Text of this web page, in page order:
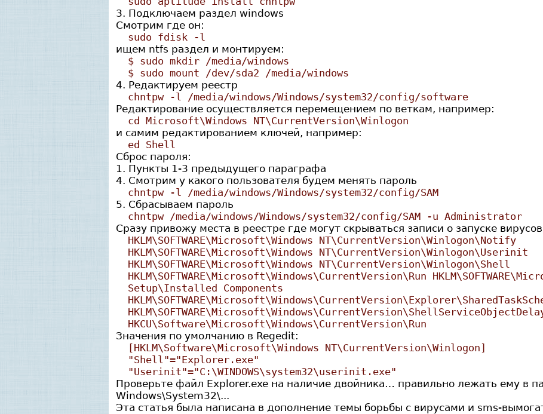
3. Подключаем раздел windows
Смотрим где он:
sudo fdisk -l
ищем ntfs раздел и монтируем:
$ sudo mkdir /media/windows
$ sudo mount /dev/sda2 /media/windows
4. Редактируем реестр
chntpw -l /media/windows/Windows/system32/config/software
Редактирование осуществляется перемещением по веткам, например:
cd Microsoft\Windows NT\CurrentVersion\Winlogon
и самим редактированием ключей, например:
ed Shell
Сброс пароля:
1. Пункты 1-3 предыдущего параграфа
4. Смотрим у какого пользователя будем менять пароль
chntpw -l /media/windows/Windows/system32/config/SAM
5. Сбрасываем пароль
chntpw /media/windows/Windows/system32/config/SAM -u Administrator
Сразу привожу места в реестре где могут скрываться записи о запуске
HKLM\SOFTWARE\Microsoft\Windows NT\CurrentVersion\Winlogon\Notify
HKLM\SOFTWARE\Microsoft\Windows NT\CurrentVersion\Winlogon\Userinit
HKLM\SOFTWARE\Microsoft\Windows NT\CurrentVersion\Winlogon\Shell
HKLM\SOFTWARE\Microsoft\Windows\CurrentVersion\Run
Setup\Installed Components
HKCU\Software\Microsoft\Windows\CurrentVersion\Run
Значения по умолчанию в Regedit:
[HKLM\Software\Microsoft\Windows NT\CurrentVersion\Winlogon]
"Shell"="Explorer.exe"
"Userinit"="C:\WINDOWS\system32\userinit.exe"
Проверьте файл Explorer.exe на наличие двойника… правильно лежать ему в
Windows\System32\...
Эта статья была написана в дополнение темы борьбы с вирусами и sms-